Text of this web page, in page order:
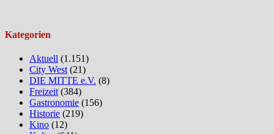
Kategorien
Aktuell (1.151)
City West (21)
DIE MITTE e.V. (8)
Freizeit (384)
Gastronomie (156)
Historie (219)
Kino (12)